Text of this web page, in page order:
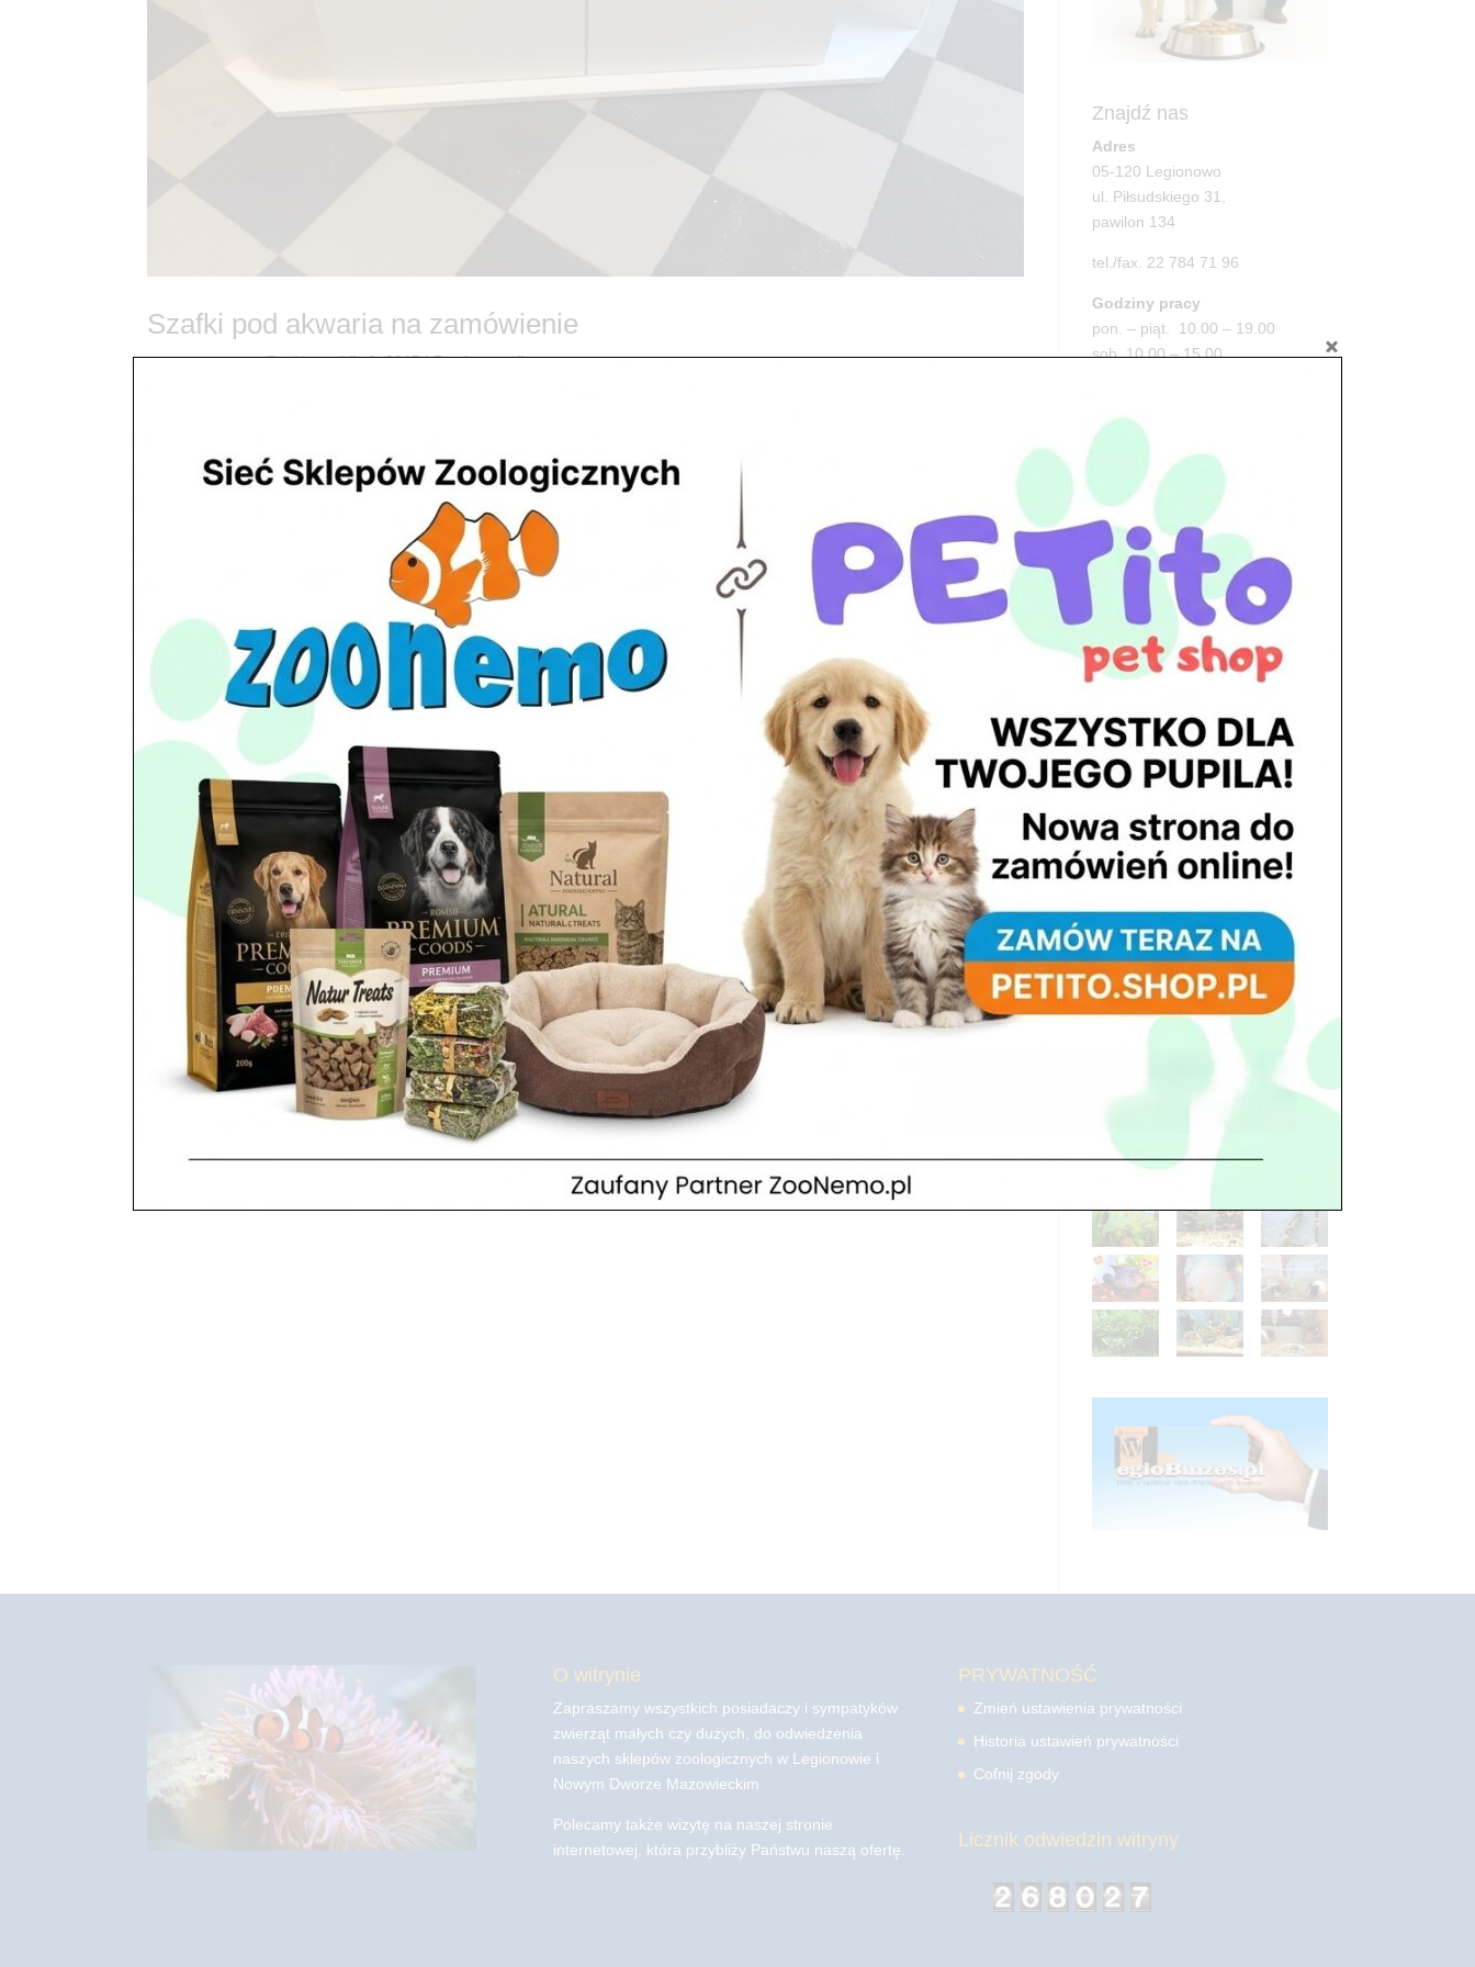
Szafki pod akwaria na zamówienie
utworzone przezZooNemo|lis 1, 2017| Bez kategorii
Znajdź nas
Adres
05-120 Legionowo
ul. Piłsudskiego 31,
pawilon 134
tel./fax. 22 784 71 96
Godziny pracy
pon. – piąt. 10.00 – 19.00
sob. 10.00 – 15.00
Adres
05-100 Nowy Dwór Mazowiecki
ul. Leśna 2
tel. 503 900 215
Godziny pracy
pon. – piąt. 10.00 – 19.00
sob. 8.00 – 15.00
niedz. zamknięte
O witrynie
Zapraszamy wszystkich posiadaczy i sympatyków
zwierząt małych czy dużych, do odwiedzenia
naszych sklepów zoologicznych w Legionowie i
Nowym Dworze Mazowieckim
Polecamy także wizytę na naszej stronie
internetowej, która przybliży Państwu naszą ofertę.
PRYWATNOŚĆ
Zmień ustawienia prywatności
Historia ustawień prywatności
Cofnij zgody
Licznik odwiedzin witryny